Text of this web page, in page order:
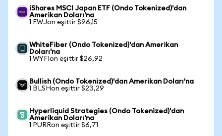
iShares MSCI Japan ETF (Ondo Tokenized)'dan
Amerikan Doları'na
1 EWJon eşittir $96,15
WhiteFiber (Ondo Tokenized)'dan Amerikan
Doları'na
1 WYFIon eşittir $26,92
Bullish (Ondo Tokenized)'dan Amerikan Doları'na
1 BLSHon eşittir $23,29
Hyperliquid Strategies (Ondo Tokenized)'dan
Amerikan Doları'na
1 PURRon eşittir $6,71